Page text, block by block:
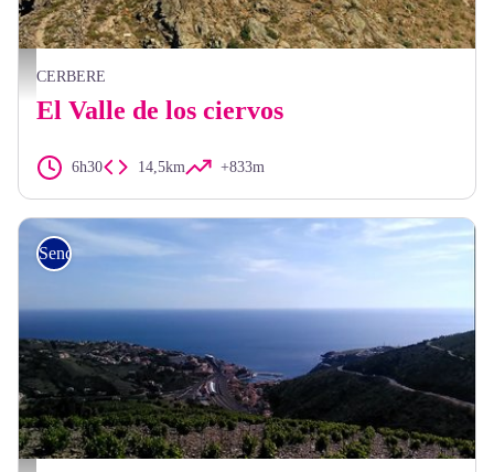
Frédéric Hédelin
CERBERE
El Valle de los ciervos
6h30 14,5km +833m
Senderismo